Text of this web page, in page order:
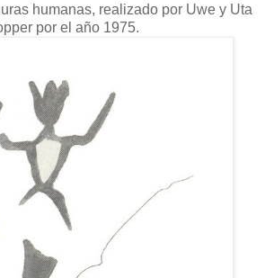
humanas, realizado por Uwe y Uta
por el año 1975.